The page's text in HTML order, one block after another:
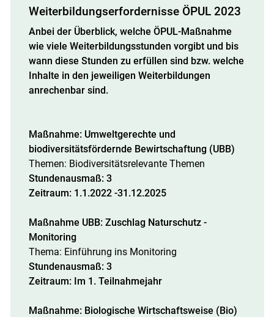
Weiterbildungserfordernisse ÖPUL 2023
Anbei der Überblick, welche ÖPUL-Maßnahme
wie viele Weiterbildungsstunden vorgibt und bis
wann diese Stunden zu erfüllen sind bzw. welche
Inhalte in den jeweiligen Weiterbildungen
anrechenbar sind.
Maßnahme: Umweltgerechte und
biodiversitätsfördernde Bewirtschaftung (UBB)
Themen: Biodiversitätsrelevante Themen
Stundenausmaß: 3
Zeitraum: 1.1.2022 -31.12.2025
Maßnahme UBB: Zuschlag Naturschutz -
Monitoring
Thema: Einführung ins Monitoring
Stundenausmaß: 3
Zeitraum: Im 1. Teilnahmejahr
Maßnahme: Biologische Wirtschaftsweise (Bio)